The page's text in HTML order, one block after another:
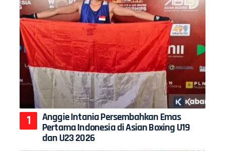
Anggie Intania Persembahkan Emas
Pertama Indonesia di Asian Boxing U19
dan U23 2026